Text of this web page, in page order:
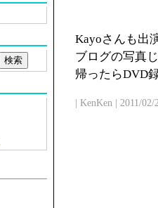
Kayoさんも出
ブログの写真
帰ったらDVD
| KenKen | 2011/